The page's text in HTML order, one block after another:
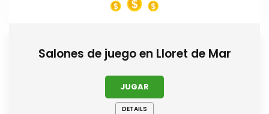
Salones de juego en Lloret de Mar
JUGAR
DETAILS